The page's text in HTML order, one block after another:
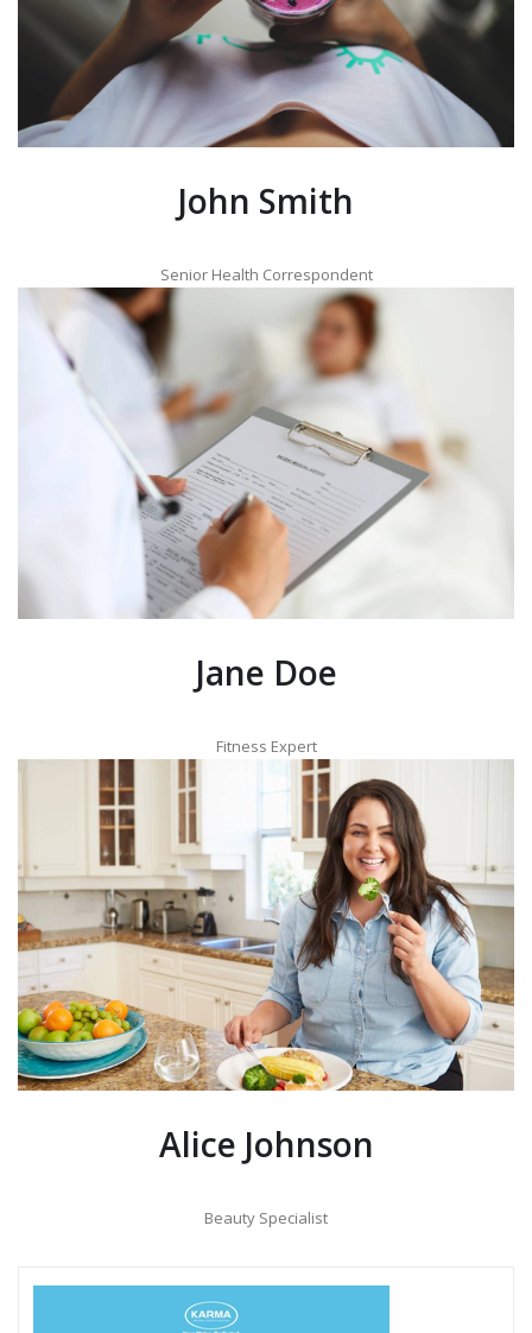
John Smith
Senior Health Correspondent
Jane Doe
Fitness Expert
Alice Johnson
Beauty Specialist